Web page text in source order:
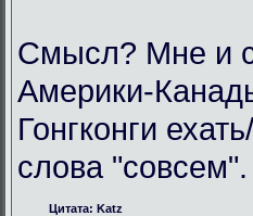
Смысл? Мне и
Америки-
Гонгконги
слова "совсем".
Цитата: Katz